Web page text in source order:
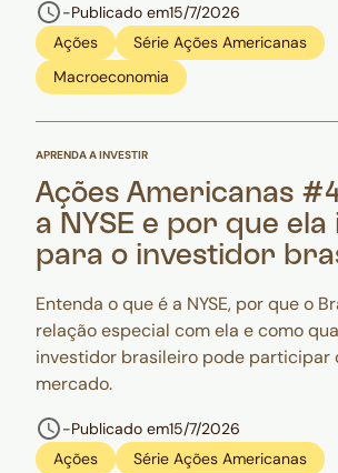
-Publicado em15/7/2026
Ações
Série Ações Americanas
Macroeconomia
APRENDA A INVESTIR
Ações Americanas
a NYSE e por que
para o investidor
Entenda o que é a NYSE, por que o
relação especial com ela e como
investidor brasileiro pode participar
mercado.
-Publicado em15/7/2026
Ações
Série Ações Americanas